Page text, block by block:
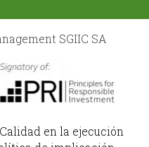
SGIIC SA
Calidad en la ejecución